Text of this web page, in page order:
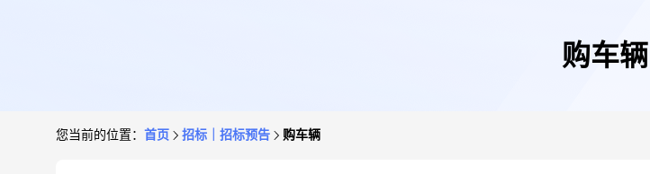
购车辆
您当前的位置： 首页 招标｜招标预告 购车辆